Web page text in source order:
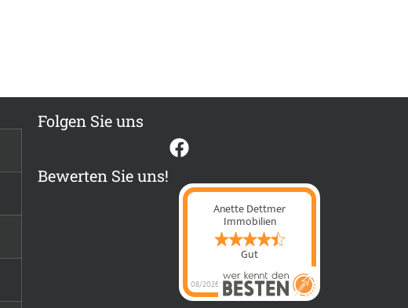
Folgen Sie uns
Bewerten Sie uns!
Anette Dettmer
Immobilien
Gut
08/2026 Anette Dettmer
Immobilienhat4.4